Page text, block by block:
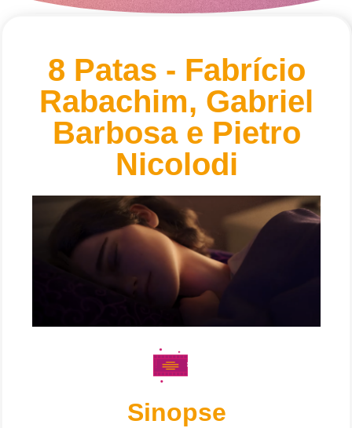
8 Patas - Fabrício
Rabachim, Gabriel
Barbosa e Pietro
Nicolodi
Sinopse